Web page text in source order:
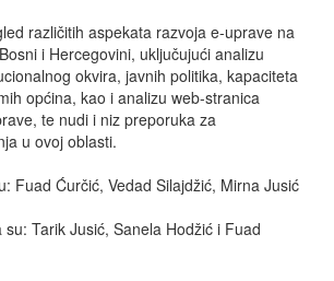
različitih aspekata razvoja e-uprave na
i Hercegovini, uključujući analizu
okvira, javnih politika, kapaciteta
općina, kao i analizu web-stranica
te nudi i niz preporuka za
u ovoj oblasti.
Fuad Ćurčić, Vedad Silajdžić, Mirna Jusić
su: Tarik Jusić, Sanela Hodžić i Fuad